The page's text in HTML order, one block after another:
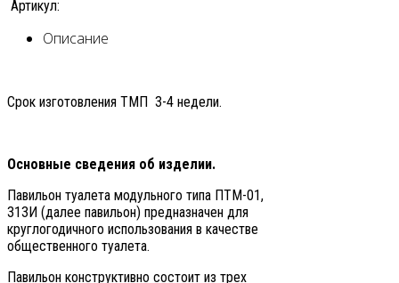
Артикул:
Описание
Срок изготовления ТМП 3-4 недели.
Основные сведения об изделии.
Павильон туалета модульного типа ПТМ-01,
313И (далее павильон) предназначен для
круглогодичного использования в качестве
общественного туалета.
Павильон конструктивно состоит из трех